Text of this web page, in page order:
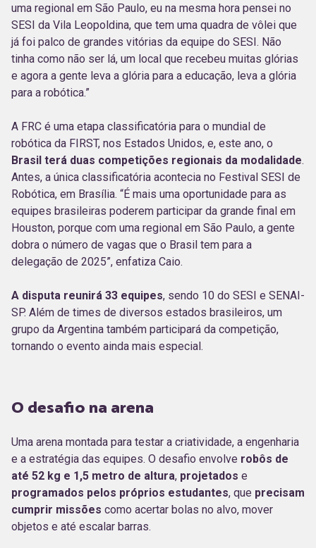
uma regional em São Paulo, eu na mesma hora pensei no
SESI da Vila Leopoldina, que tem uma quadra de vôlei que
já foi palco de grandes vitórias da equipe do SESI. Não
tinha como não ser lá, um local que recebeu muitas glórias
e agora a gente leva a glória para a educação, leva a glória
para a robótica.”
A FRC é uma etapa classificatória para o mundial de
robótica da FIRST, nos Estados Unidos, e, este ano, o
Brasil terá duas competições regionais da modalidade.
Antes, a única classificatória acontecia no Festival SESI de
Robótica, em Brasília. “É mais uma oportunidade para as
equipes brasileiras poderem participar da grande final em
Houston, porque com uma regional em São Paulo, a gente
dobra o número de vagas que o Brasil tem para a
delegação de 2025”, enfatiza Caio.
A disputa reunirá 33 equipes, sendo 10 do SESI e SENAI-
SP. Além de times de diversos estados brasileiros, um
grupo da Argentina também participará da competição,
tornando o evento ainda mais especial.
O desafio na arena
Uma arena montada para testar a criatividade, a engenharia
e a estratégia das equipes. O desafio envolve robôs de
até 52 kg e 1,5 metro de altura, projetados e
programados pelos próprios estudantes, que precisam
cumprir missões como acertar bolas no alvo, mover
objetos e até escalar barras.